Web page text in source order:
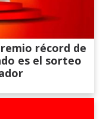
récord de
es el sorteo